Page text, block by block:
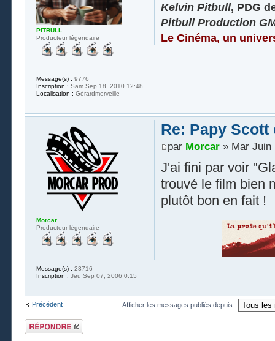
Kelvin Pitbull, PDG
Pitbull Production
Le Cinéma, un
PITBULL
Producteur légendaire
Message(s) : 9776
Inscription : Sam Sep 18, 2010 12:48
Localisation : Gérardmerveille
Re: Papy Scott
par Morcar» Mar Juin
J'ai fini par voir
trouvé le film bien
plutôt bon en fait !
Morcar
Producteur légendaire
Message(s) : 23716
Inscription : Jeu Sep 07, 2006 0:15
Précédent Afficher les messages publiés depuis :
Publier une
réponse